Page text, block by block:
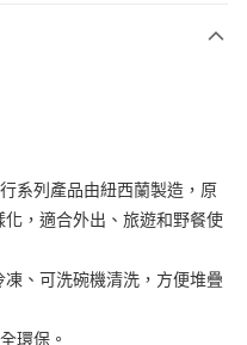
華泰商業銀行
遠東國際商業銀行
星展（台灣）商業銀行
兆豐國際商業銀行
華泰商業銀行
永豐商業銀行
中國信託商業銀行
系列產品由紐西蘭製造，原
，適合外出、旅遊和野餐使
、可洗碗機清洗，方便堆疊
環保。